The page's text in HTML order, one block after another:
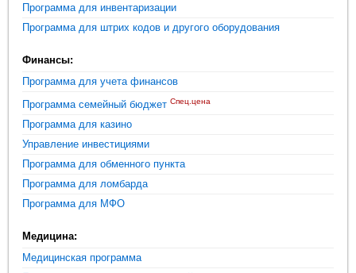
Программа для инвентаризации
Программа для штрих кодов и другого оборудования
Финансы:
Программа для учета финансов
Программа семейный бюджет Спец.цена
Программа для казино
Управление инвестициями
Программа для обменного пункта
Программа для ломбарда
Программа для МФО
Медицина:
Медицинская программа